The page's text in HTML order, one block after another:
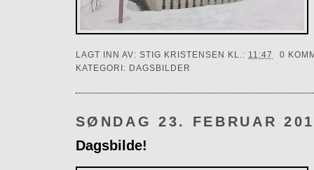
LAGT INN AV: STIG KRISTENSEN KL.: 11:47
0
KATEGORI: DAGSBILDER
SØNDAG 23. FEBRUAR
Dagsbilde!